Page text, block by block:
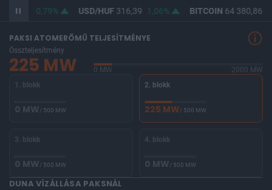
364,60 0,79% USD/HUF316,39 1,06% BITCOIN64 380,86
PAKSI ATOMERŐMŰ TELJESÍTMÉNYE
Összteljesítmény
225 MW 0 MW
2000 MW
1. blokk
0 MW/ 500 MW
2. blokk
225 MW/ 500 MW
3. blokk
0 MW/ 500 MW
4. blokk
0 MW/ 500 MW
DUNA VÍZÁLLÁSA PAKSNÁL